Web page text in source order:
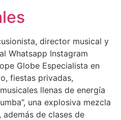
director musical y
Whatsapp Instagram
Globe Especialista en
fiestas privadas,
llenas de energía
una explosiva mezcla
de clases de